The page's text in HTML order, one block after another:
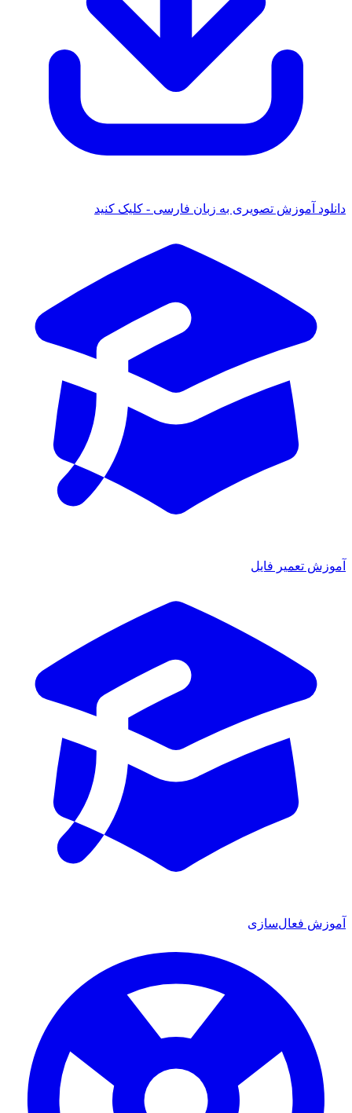
دانلود آموزش تصویری به زبان فارسی - کلیک کنید
آموزش تعمیر فایل
آموزش فعال‌سازی